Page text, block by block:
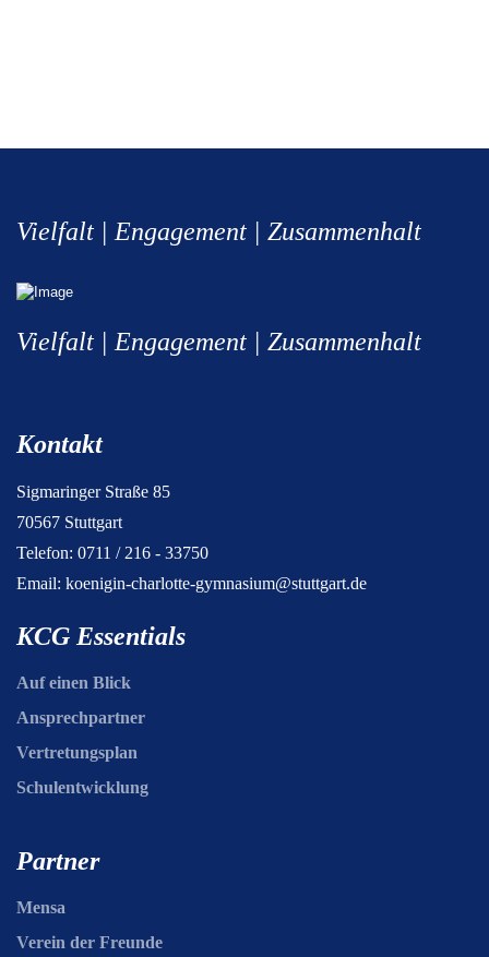
Vielfalt | Engagement | Zusammenhalt
Vielfalt | Engagement | Zusammenhalt
Kontakt
Sigmaringer Straße 85
70567 Stuttgart
Telefon: 0711 / 216 - 33750
Email: koenigin-charlotte-gymnasium@stuttgart.de
KCG Essentials
Auf einen Blick
Ansprechpartner
Vertretungsplan
Schulentwicklung
Partner
Mensa
Verein der Freunde